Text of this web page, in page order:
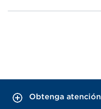
Obtenga atención